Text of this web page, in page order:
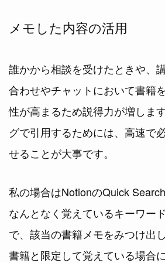
メモした内容の活用
誰かから相談を受けたときや、
合わせやチャットにおいて書籍
性が高まるため説得力が増しま
グで引用するためには、高速で
せることが大事です。
私の場合はNotionのQuick
なんとなく覚えているキーワー
で、該当の書籍メモをみつけ出
書籍と限定して覚えている場合